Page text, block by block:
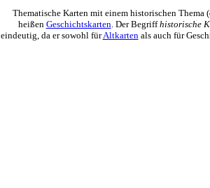
Thematische Karten mit einem historischen Thema
heißen Geschichtskarten. Der Begriffhistorische
eindeutig, da er sowohl fürAltkartenals auch für